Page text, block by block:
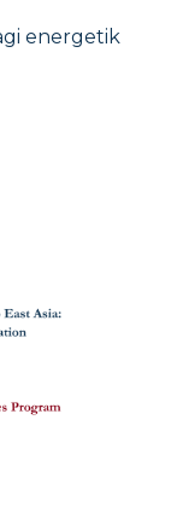
energetik